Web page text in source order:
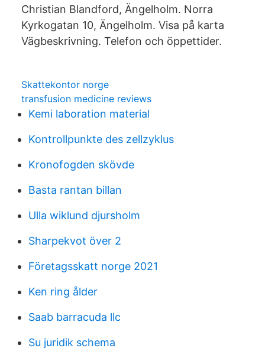
Christian Blandford, Ängelholm. Norra
Kyrkogatan 10, Ängelholm. Visa på karta
Vägbeskrivning. Telefon och öppettider.
Skattekontor norge
transfusion medicine reviews
Kemi laboration material
Kontrollpunkte des zellzyklus
Kronofogden skövde
Basta rantan billan
Ulla wiklund djursholm
Sharpekvot över 2
Företagsskatt norge 2021
Ken ring ålder
Saab barracuda llc
Su juridik schema